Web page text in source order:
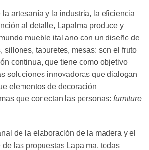
la artesanía y la industria, la eficiencia
al detalle, Lapalma produce y
mueble italiano con un diseño de
sillones, taburetes, mesas: son el fruto
continua, que tiene como objetivo
soluciones innovadoras que dialogan
elementos de decoración
que conectan las personas: furniture
.
de la elaboración de la madera y el
de las propuestas Lapalma, todas